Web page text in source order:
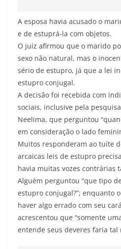
A esposa havia acusado o
e de estuprá-la com objetos.
O juiz afirmou que o marido
sexo não natural, mas o
sério de estupro, já que a lei
estupro conjugal.
A decisão foi recebida com
sociais, inclusive pela
Neelima, que perguntou
em consideração o lado
Muitos responderam ao tuíte
arcaicas leis de estupro
havia muitas vozes contrárias
Alguém perguntou “que tipo
estupro conjugal?”; enquanto
haver algo errado com seu
acrescentou que “somente
entende seus deveres faria tal